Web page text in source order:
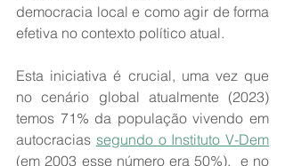
democracia local e como agir de forma
efetiva no contexto político atual.
Esta iniciativa é crucial, uma vez que
no cenário global atualmente (2023)
temos 71% da população vivendo em
autocracias segundo o Instituto V-Dem
(em 2003 esse número era 50%),  e no